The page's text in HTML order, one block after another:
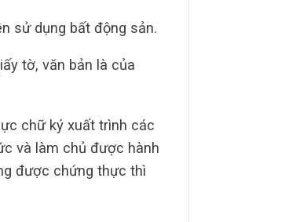
sử dụng bất động sản.
tờ, văn bản là của
chữ ký xuất trình các
và làm chủ được hành
được chứng thực thì